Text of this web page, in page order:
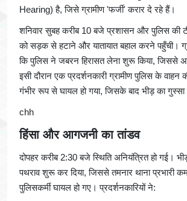
Hearing) है, जिसे ग्रामीण 'फर्जी' करार दे रहे हैं।
शनिवार सुबह करीब 10 बजे प्रशासन और पुलिस की
को सड़क से हटाने और यातायात बहाल करने पहुँची।
कि पुलिस ने जबरन हिरासत लेना शुरू किया, जिससे
इसी दौरान एक प्रदर्शनकारी ग्रामीण पुलिस के
गंभीर रूप से घायल हो गया, जिसके बाद भीड़ का
chh
हिंसा और आगजनी का तांडव
दोपहर करीब 2:30 बजे स्थिति अनियंत्रित हो गई।
पथराव शुरू कर दिया, जिससे तमनार थाना प्रभारी
पुलिसकर्मी घायल हो गए। प्रदर्शनकारियों ने: